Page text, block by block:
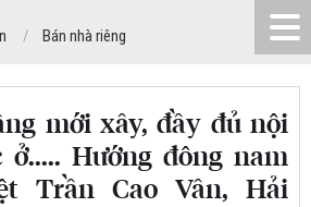
Bán nhà riêng
mới xây, đầy đủ nội
Hướng đông nam
Trần Cao Vân, Hải